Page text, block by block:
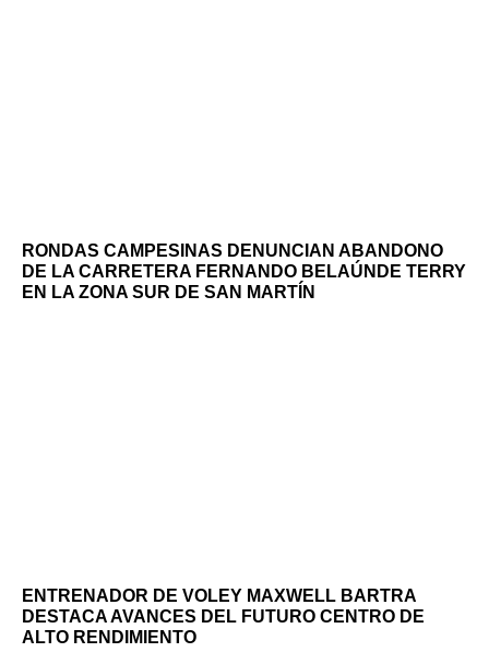
RONDAS CAMPESINAS DENUNCIAN ABANDONO
DE LA CARRETERA FERNANDO BELAÚNDE TERRY
EN LA ZONA SUR DE SAN MARTÍN
ENTRENADOR DE VOLEY MAXWELL BARTRA
DESTACA AVANCES DEL FUTURO CENTRO DE
ALTO RENDIMIENTO